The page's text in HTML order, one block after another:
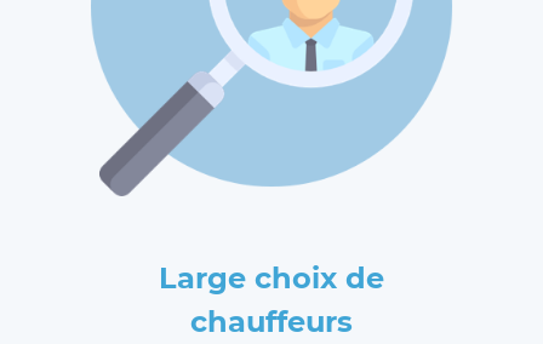
Large choix de
chauffeurs